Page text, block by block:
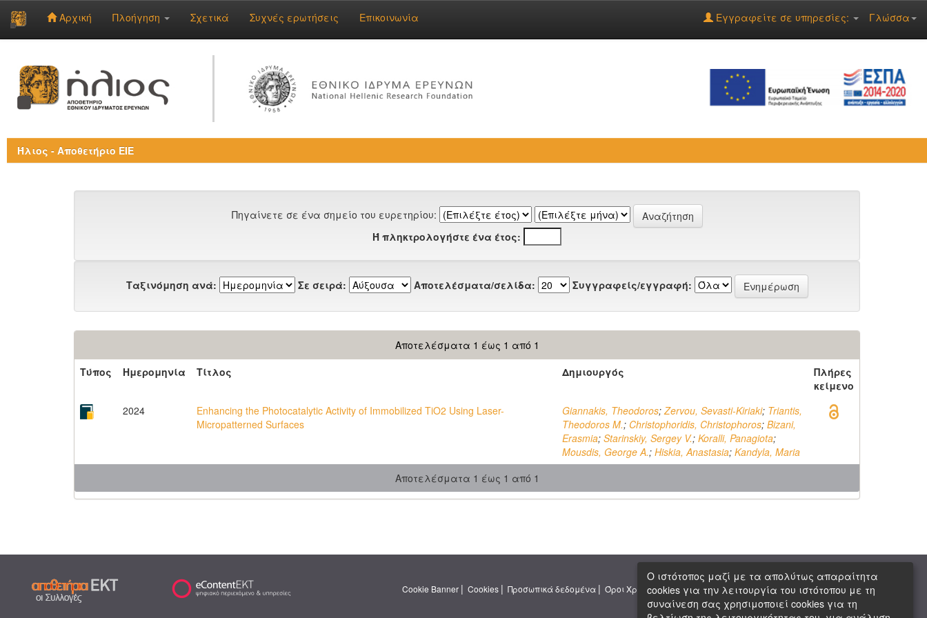
navigation
Αρχική Πλοήγηση Σχετικά Συχνές ερωτήσεις Επικοινωνία Γλώσσα
Εγγραφείτε σε υπηρεσίες:
Ήλιος - Αποθετήριο ΕΙΕ
Πηγαίνετε σε ένα σημείο του ευρετηρίου:
Ή πληκτρολογήστε ένα έτος:
Ταξινόμηση ανά: Σε σειρά: Αποτελέσματα/σελίδα: Συγγραφείς/εγγραφή:
Αποτελέσματα 1 έως 1 από 1
Τύπος
Ημερομηνία Τίτλος Δημιουργός
Πλήρες
κείμενο
2024
Enhancing the Photocatalytic Activity of Immobilized TiO2 Using Laser-
Micropatterned Surfaces
Giannakis, Theodoros;Zervou, Sevasti-Kiriaki; Triantis,
Theodoros M.; Christophoridis, Christophoros; Bizani,
Erasmia; Starinskiy, Sergey V.; Koralli, Panagiota;
Mousdis, George A.; Hiskia, Anastasia; Kandyla, Maria
Αποτελέσματα 1 έως 1 από 1
Cookie Banner | Cookies | Προσωπικά δεδομένα | Όροι Χρήσης | Πνευματική Ιδιοκτησία| Copyright © 2026 ΕΙΕ
Ο ιστότοπος μαζί με τα απολύτως απαραίτητα
cookies για την λειτουργία του ιστότοπου με τη
συναίνεση σας χρησιμοποιεί cookies για τη